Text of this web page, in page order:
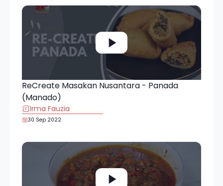
ReCreate Masakan Nusantara - Panada
(Manado)
Irma Fauzia
30 Sep 2022